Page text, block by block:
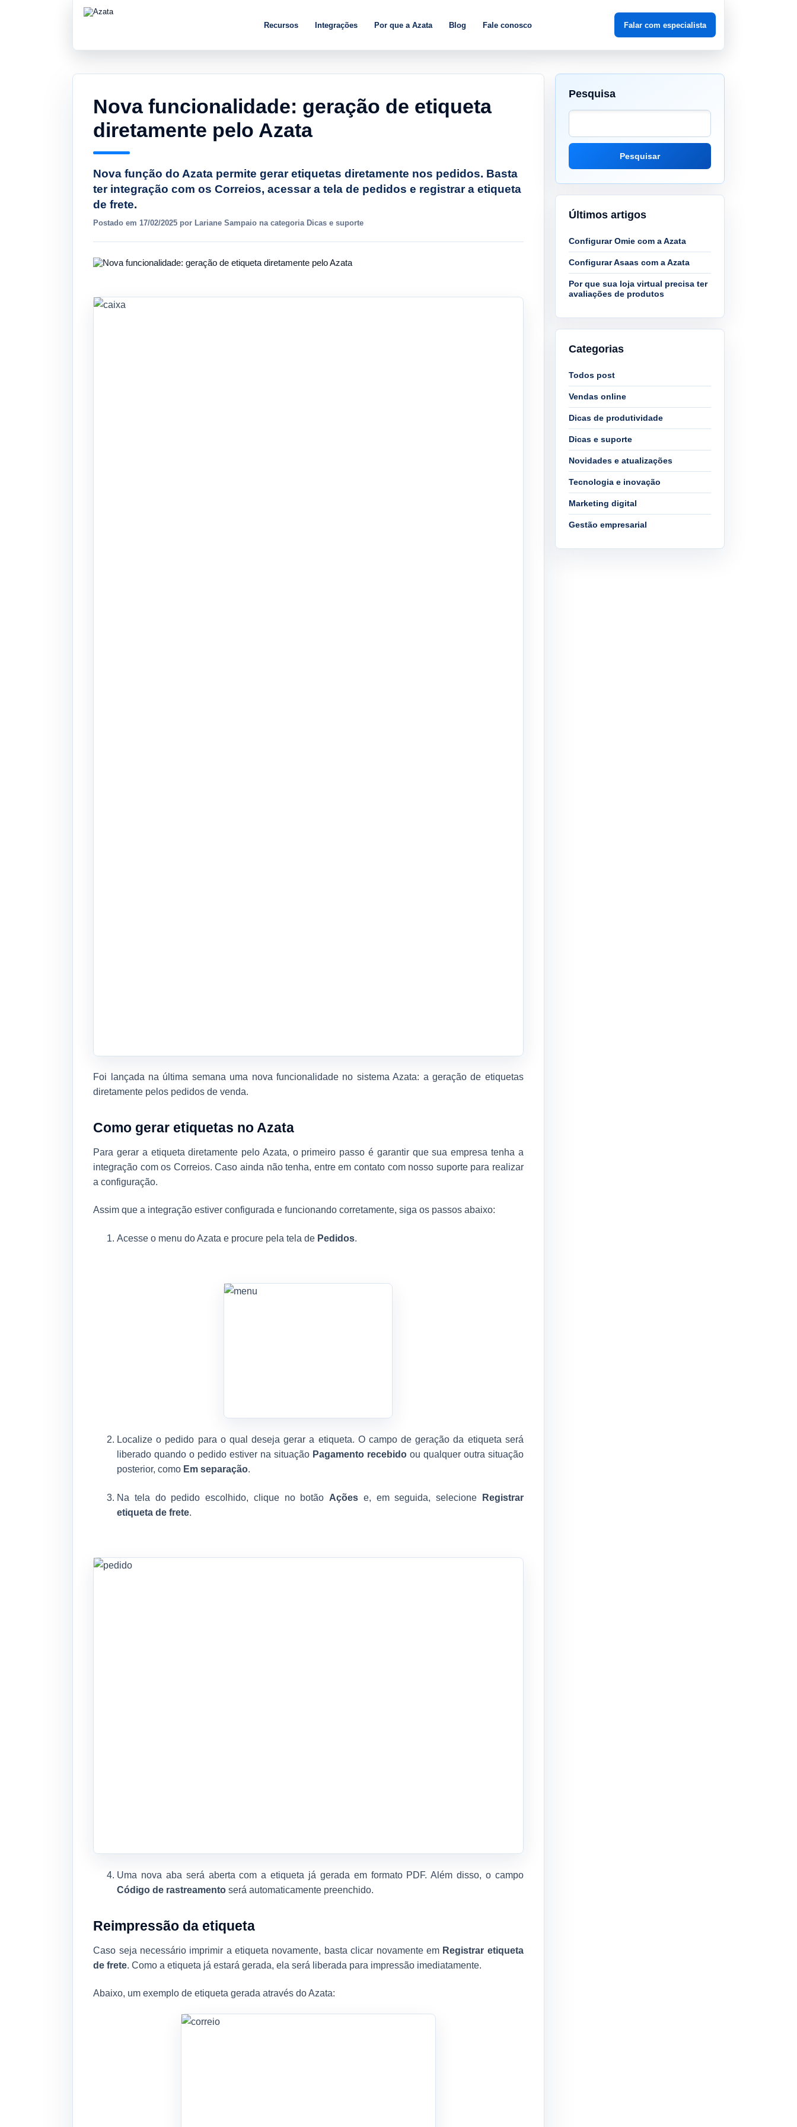
Recursos Integrações Por que a Azata Blog Fale conosco Falar com especialista
Nova funcionalidade: geração de etiqueta
diretamente pelo Azata
Nova função do Azata permite gerar etiquetas diretamente nos pedidos. Basta
ter integração com os Correios, acessar a tela de pedidos e registrar a etiqueta
de frete.
Postado em 17/02/2025 por Lariane Sampaio na categoria Dicas e suporte
Foi lançada na última semana uma nova funcionalidade no sistema Azata: a geração de etiquetas
diretamente pelos pedidos de venda.
Como gerar etiquetas no Azata
Para gerar a etiqueta diretamente pelo Azata, o primeiro passo é garantir que sua empresa tenha a
integração com os Correios. Caso ainda não tenha, entre em contato com nosso suporte para realizar
a configuração.
Assim que a integração estiver configurada e funcionando corretamente, siga os passos abaixo:
Acesse o menu do Azata e procure pela tela de Pedidos.
Localize o pedido para o qual deseja gerar a etiqueta. O campo de geração da etiqueta será
liberado quando o pedido estiver na situação Pagamento recebidoou qualquer outra situação
posterior, como Em separação.
Na tela do pedido escolhido, clique no botão Ações e, em seguida, selecione
Registrar
etiqueta de frete.
Uma nova aba será aberta com a etiqueta já gerada em formato PDF. Além disso, o campo
Código de rastreamento será automaticamente preenchido.
Reimpressão da etiqueta
Caso seja necessário imprimir a etiqueta novamente, basta clicar novamente em Registrar etiqueta
de frete. Como a etiqueta já estará gerada, ela será liberada para impressão imediatamente.
Abaixo, um exemplo de etiqueta gerada através do Azata:
Pesquisa
Pesquisar
Últimos artigos
Configurar Omie com a Azata
Configurar Asaas com a Azata
Por que sua loja virtual precisa ter
avaliações de produtos
Categorias
Todos post
Vendas online
Dicas de produtividade
Dicas e suporte
Novidades e atualizações
Tecnologia e inovação
Marketing digital
Gestão empresarial